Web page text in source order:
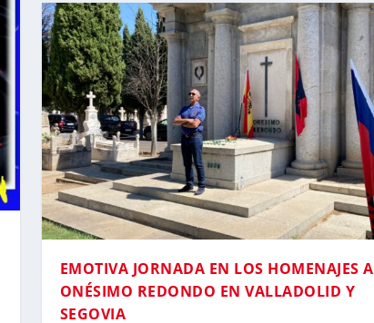
EMOTIVA JORNADA EN LOS HOMENAJES A
ONÉSIMO REDONDO EN VALLADOLID Y
SEGOVIA